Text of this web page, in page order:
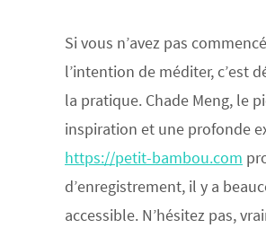
Si vous n’avez pas
l’intention de méditer, c’est
la pratique. Chade Meng, le
inspiration et une profonde
https://petit-bambou.com
d’enregistrement, il y a
accessible. N’hésitez pas,